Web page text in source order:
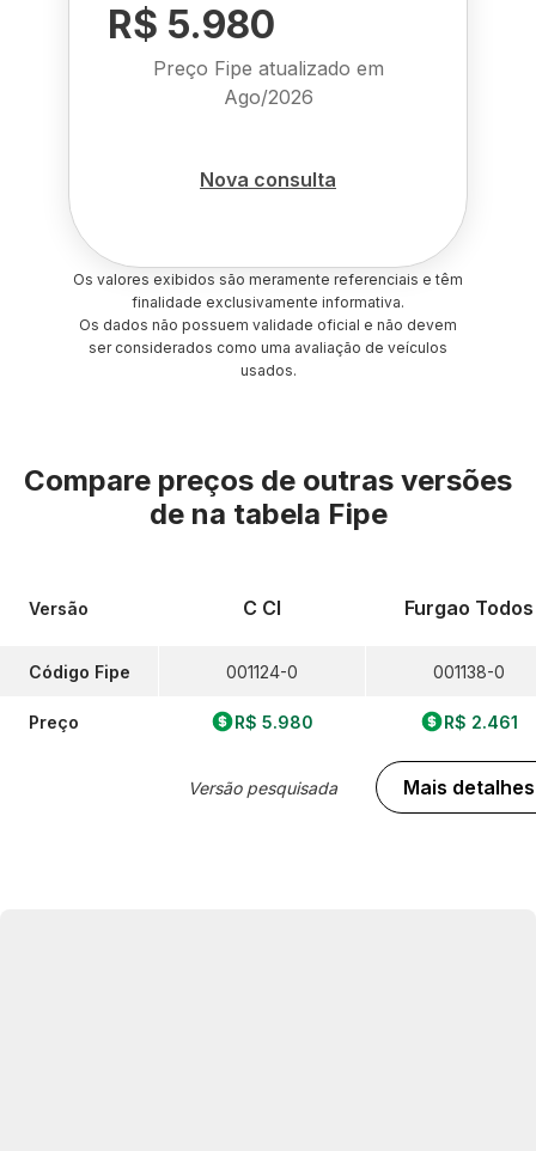
R$ 5.980
Preço Fipe atualizado em
Ago/2026
Nova consulta
Os valores exibidos são meramente referenciais e têm
finalidade exclusivamente informativa.
Os dados não possuem validade oficial e não devem
ser considerados como uma avaliação de veículos
usados.
Compare preços de outras versões
de na tabela Fipe
Versão
Código Fipe
Preço
C Cl
001124-0
R$ 5.980
Versão pesquisada
Furgao Todos
001138-0
R$ 2.461
Mais detalhes